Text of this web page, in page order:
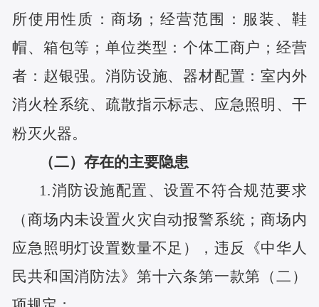
所使用性质：商场；经营范围：服装、鞋
帽、箱包等；单位类型：个体工商户；经营
者：赵银强。消防设施、器材配置：室内外
消火栓系统、疏散指示标志、应急照明、干
粉灭火器。
（二）存在的主要隐患
1.消防设施配置、设置不符合规范要求
（商场内未设置火灾自动报警系统；商场内
应急照明灯设置数量不足）
， 违反《中华人
民共和国消防法》第十六条第一款第（二）